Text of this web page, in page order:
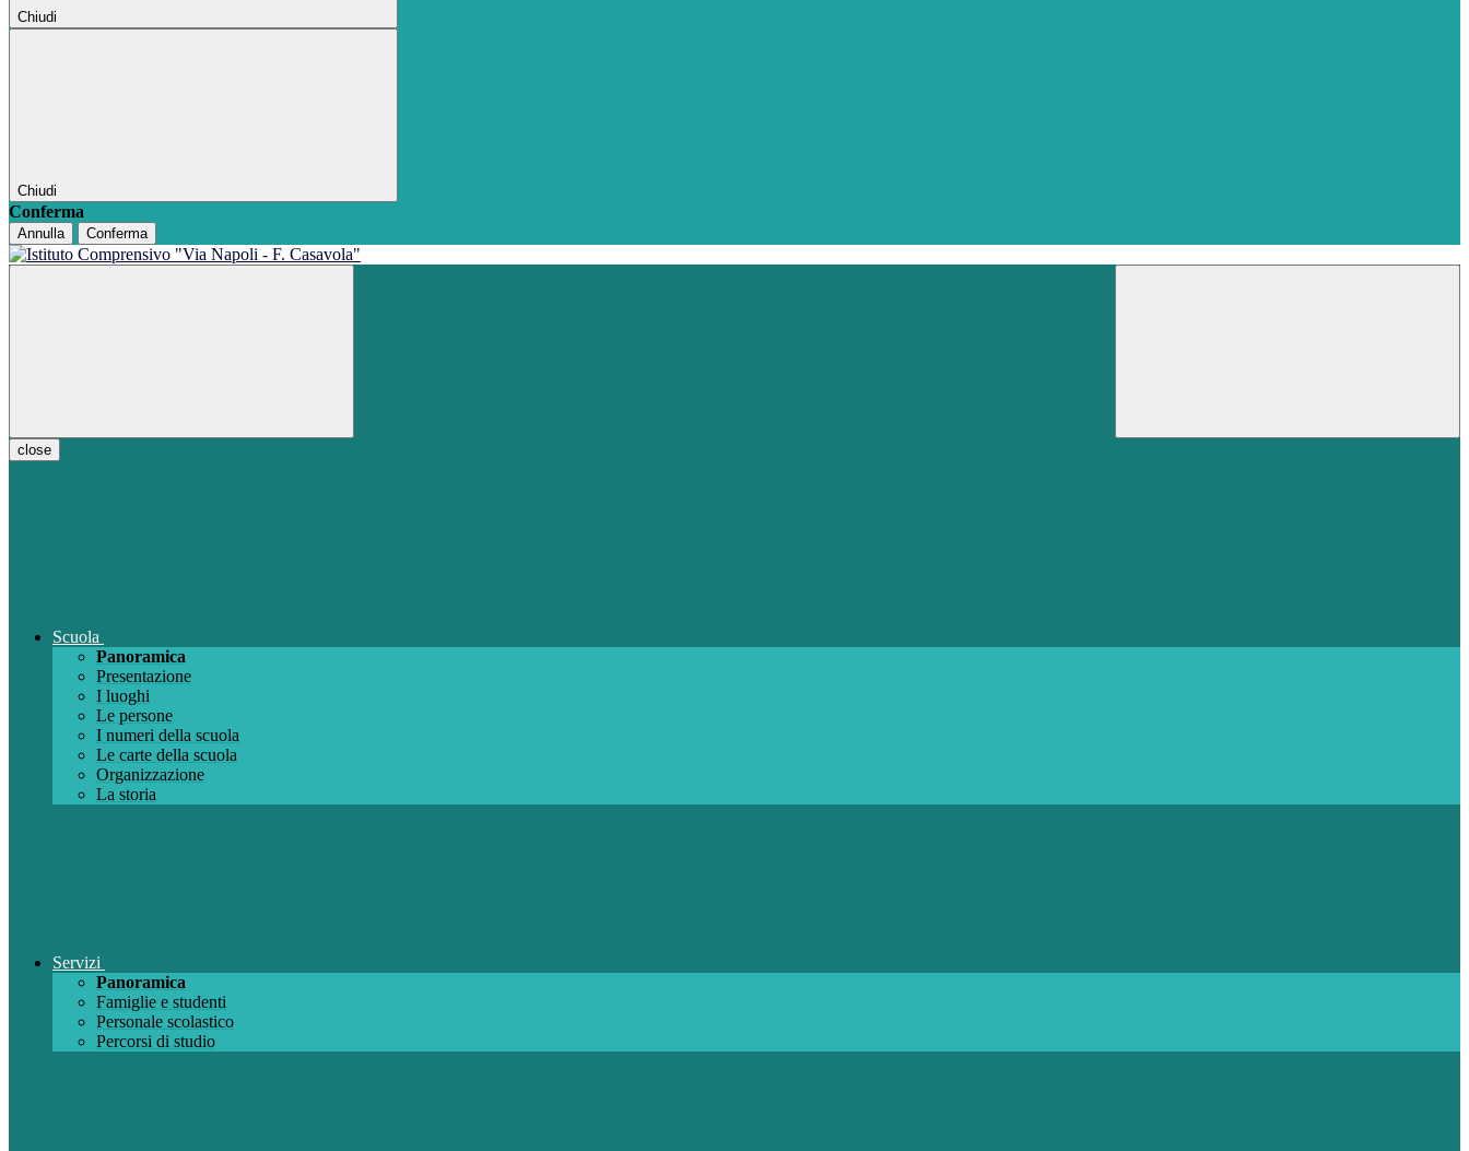
Chiudi
Chiudi
Conferma
Annulla Conferma
close
Scuola
Panoramica
Presentazione
I luoghi
Le persone
I numeri della scuola
Le carte della scuola
Organizzazione
La storia
Servizi
Panoramica
Famiglie e studenti
Personale scolastico
Percorsi di studio